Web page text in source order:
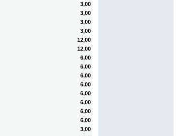
3,00
3,00
3,00
3,00
12,00
12,00
6,00
6,00
6,00
6,00
6,00
6,00
6,00
6,00
3,00